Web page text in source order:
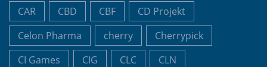
CAR
CBD CBF
CD Projekt
Celon Pharma
cherry
Cherrypick
CI Games
CIG CLC
CLN